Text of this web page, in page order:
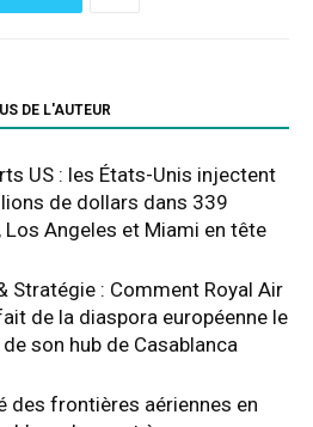
DE L'AUTEUR
US : les États-Unis injectent
de dollars dans 339
Los Angeles et Miami en tête
Stratégie : Comment Royal Air
de la diaspora européenne le
son hub de Casablanca
des frontières aériennes en